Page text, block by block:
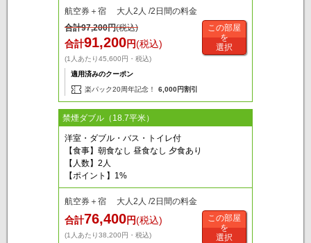
航空券＋宿 大人2人 /2日間の料金
合計97,200円(税込)
合計91,200円(税込)
(1人あたり45,600円・税込)
適用済みのクーポン
楽パック20周年記念！
6,000円割引
この部屋
を
選択
禁煙ダブル（18.7平米）
洋室・ダブル・バス・トイレ付
【食事】朝食なし 昼食なし 夕食あり
【人数】2人
【ポイント】1%
航空券＋宿 大人2人 /2日間の料金
合計76,400円(税込)
(1人あたり38,200円・税込)
この部屋
を
選択